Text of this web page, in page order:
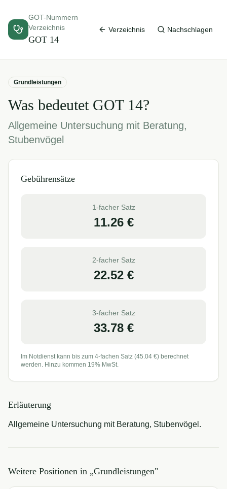
GOT-Nummern
Verzeichnis
GOT 14
Verzeichnis Nachschlagen
Grundleistungen
Was bedeutet GOT 14?
Allgemeine Untersuchung mit Beratung,
Stubenvögel
Gebührensätze
1-facher Satz
11.26€
2-facher Satz
22.52€
3-facher Satz
33.78€
Im Notdienst kann bis zum 4-fachen Satz (45.04 €) berechnet
werden. Hinzu kommen 19% MwSt.
Erläuterung
Allgemeine Untersuchung mit Beratung, Stubenvögel.
Weitere Positionen in „Grundleistungen"